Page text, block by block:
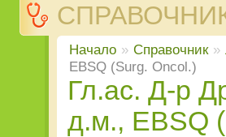
Начало » Справочник »
EBSQ (Surg. Oncol.)
Гл.ас. Д-р Драгомир Дарданов,
д.м., EBSQ